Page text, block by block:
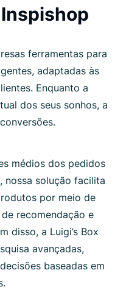
ferramentas para
adaptadas às
Enquanto a
dos seus sonhos, a
médios dos pedidos
nossa solução facilita
por meio de
recomendação e
disso, a Luigi’s Box
avançadas,
baseadas em